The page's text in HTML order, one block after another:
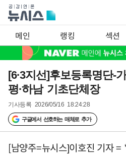
메인 랭킹 섹션
[6·3지선]후보등록명단-
평·하남 기초단체장
기사등록 2026/05/16 18:24:28
구글에서 선호하는 매체로 추가
[남양주=뉴시스]이호진 기자